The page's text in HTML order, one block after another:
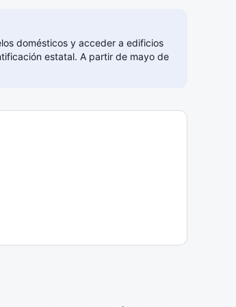
domésticos y acceder a edificios
estatal. A partir de mayo de